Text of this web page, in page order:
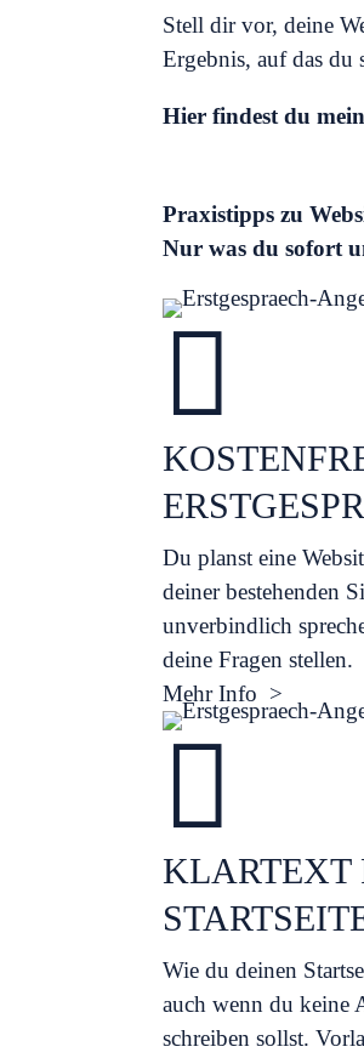
Stell dir vor, deine
Ergebnis, auf das du
Hier findest du
Praxistipps zu
Nur was du sofort

Du planst eine
deiner bestehenden
unverbindlich
deine Fragen stellen.
Mehr Info >

KLARTEXT
Wie du deinen
auch wenn du keine
schreiben sollst.